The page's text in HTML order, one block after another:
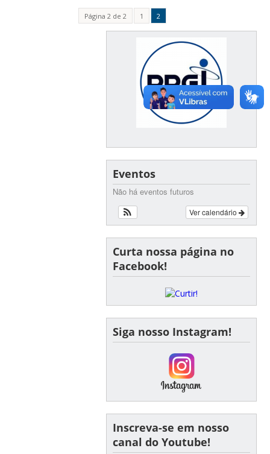
Página 2 de 2 1 2
Eventos
Não há eventos futuros
Ver calendário
Curta nossa página no
Facebook!
Siga nosso Instagram!
Inscreva-se em nosso
canal do Youtube!